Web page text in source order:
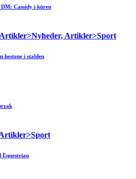
Cassidy i küren
Artikler>Sport
hestene i stalden
Equestrian